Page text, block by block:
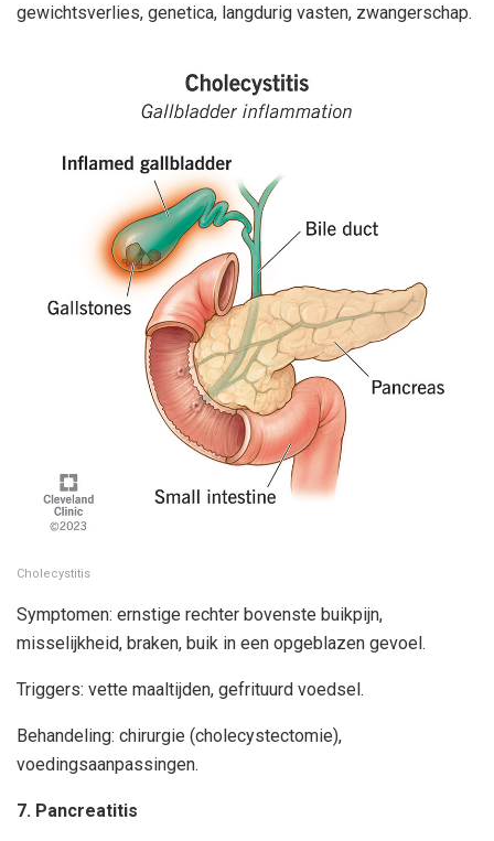
gewichtsverlies, genetica, langdurig vasten, zwangerschap.
Cholecystitis
Symptomen: ernstige rechter bovenste buikpijn,
misselijkheid, braken, buik in een opgeblazen gevoel.
Triggers: vette maaltijden, gefrituurd voedsel.
Behandeling: chirurgie (cholecystectomie),
voedingsaanpassingen.
7. Pancreatitis